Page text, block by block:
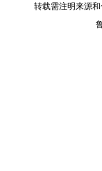
转载需注明来源